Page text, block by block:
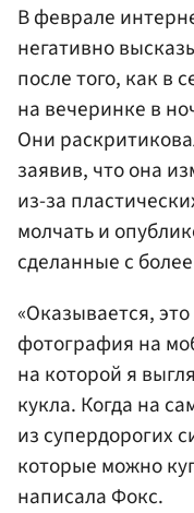
В феврале
негативно
после того, как в
на вечеринке в
Они
заявив, что она
из-за
молчать и
сделанные с
«Оказывается,
фотография на
на которой я
кукла. Когда на
из супердорогих
которые можно
написала Фокс.